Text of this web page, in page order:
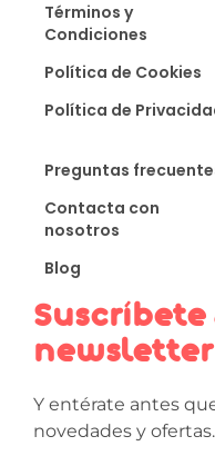
Términos y
Condiciones
Política de Cookies
Política de
Preguntas
Contacta con
nosotros
Blog
Suscríbete
newsletter
Y entérate antes
novedades y ofertas.